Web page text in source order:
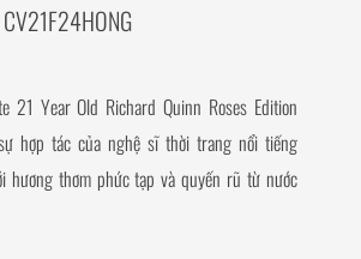
CV21F24HONG
21 Year Old Richard Quinn Roses Edition
hợp tác của nghệ sĩ thời trang nổi tiếng
hương thơm phức tạp và quyến rũ từ nước